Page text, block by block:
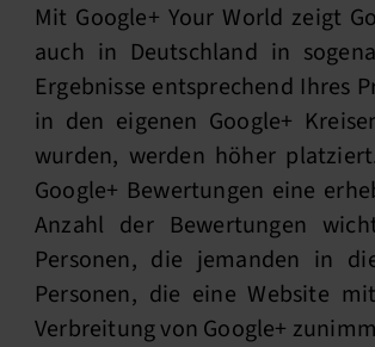
Mit Google+ Your World zeigt
auch in Deutschland in
Ergebnisse entsprechend Ihres
in den eigenen Google+
wurden, werden höher
Google+ Bewertungen eine
Anzahl der Bewertungen
Personen, die jemanden in
Personen, die eine Website
Verbreitung von Google+